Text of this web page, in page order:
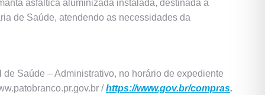
asfáltica aluminizada instalada, destinada a
de Saúde, atendendo as necessidades da
Saúde – Administrativo, no horário de expediente
/https://www.gov.br/compras.